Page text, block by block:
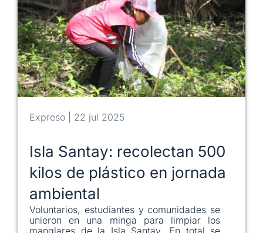
Isla Santay: recolectan 500
kilos de plástico en jornada
ambiental
Voluntarios, estudiantes y comunidades se
unieron en una minga para limpiar los
Expreso | 22 jul 2025